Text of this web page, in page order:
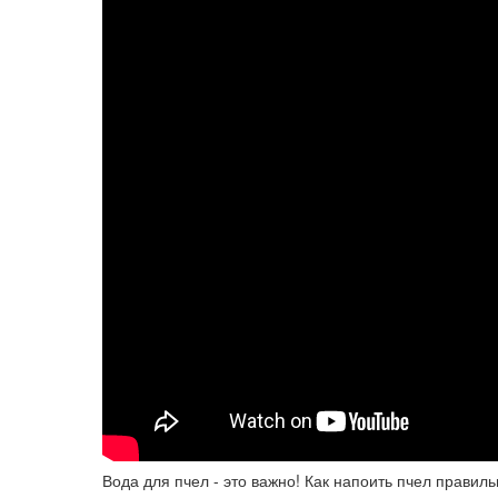
Вода для пчел - это важно! Как напоить пчел